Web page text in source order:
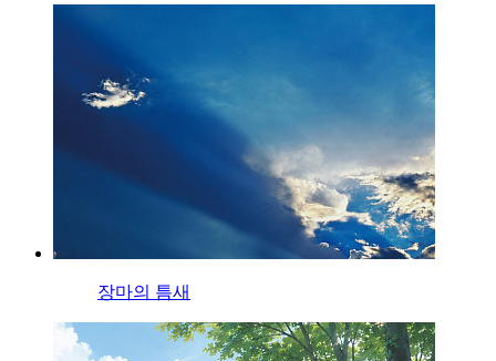
장마의 틈새